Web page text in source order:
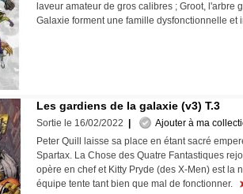
laveur amateur de gros calibres ; Groot, l'arbre
Galaxie forment une famille dysfonctionnelle et
Les gardiens de la galaxie (v3) T.3
Sortie le 16/02/2022
Ajouter à ma
Peter Quill laisse sa place en étant sacré
Spartax. La Chose des Quatre Fantastiques
opère en chef et Kitty Pryde (des X-Men) est la
équipe tente tant bien que mal de fonctionner.